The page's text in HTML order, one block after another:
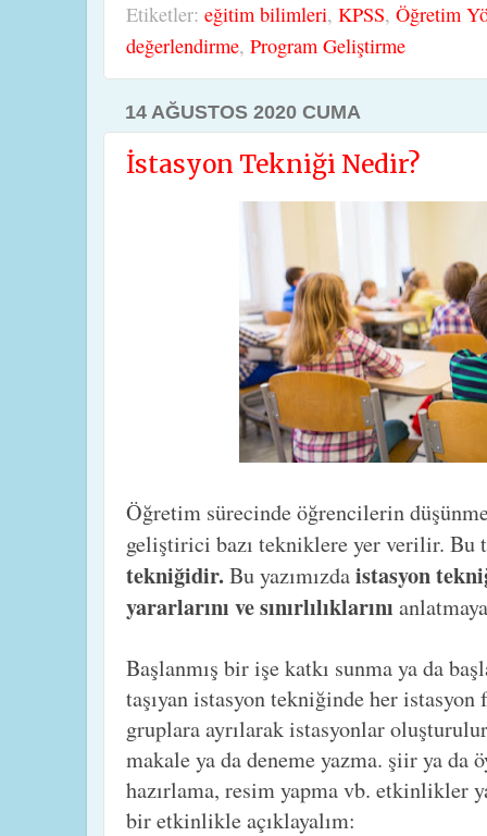
Etiketler: eğitim bilimleri, KPSS, Öğretim
değerlendirme, Program Geliştirme
14 AĞUSTOS 2020 CUMA
İstasyon Tekniği Nedir?
Öğretim sürecinde öğrencilerin
geliştirici bazı tekniklere yer verilir.
tekniğidir.Bu yazımızdaistasyon
yararlarını ve sınırlılıklarını
Başlanmış bir işe katkı sunma ya da
taşıyan istasyon tekniğinde her
gruplara ayrılarak istasyonlar
makale ya da deneme yazma. şiir ya da
hazırlama, resim yapma vb. etkinlikler
bir etkinlikle açıklayalım: